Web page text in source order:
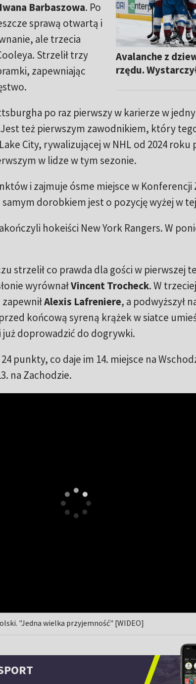
Avalanche z
rzędu.
Iwana Barbaszowa. Po
sprawą otwartą i
ale trzecia
Strzelił trzy
zapewniając
po raz pierwszy w karierze w
też pierwszym zawodnikiem, który
City, rywalizującej w NHL od 2024 roku
w lidze w tym sezonie.
i zajmuje ósme miejsce w Konferencji
samym dorobkiem jest o pozycję wyżej w
hokeiści New York Rangers. W
strzelił co prawda dla gości w pierwszej
wyrównałVincent Trocheck. W
Alexis Lafreniere, a podwyższył
końcową syreną krążek w siatce
doprowadzić do dogrywki.
punkty, co daje im 14. miejsce na
na Zachodzie.
"Jedna wielka przyjemność" [WIDEO]